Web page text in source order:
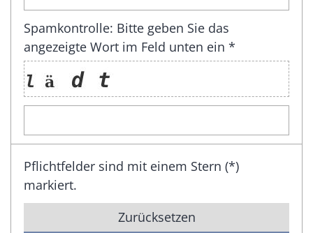
Spamkontrolle: Bitte geben Sie das
angezeigte Wort im Feld unten ein *
Pflichtfelder sind mit einem Stern (*)
markiert.
Zurücksetzen